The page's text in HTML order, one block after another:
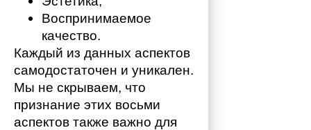
Воспринимаемое
качество.
Каждый из данных аспектов
самодостаточен и уникален.
Мы не скрываем, что
признание этих восьми
аспектов также важно для